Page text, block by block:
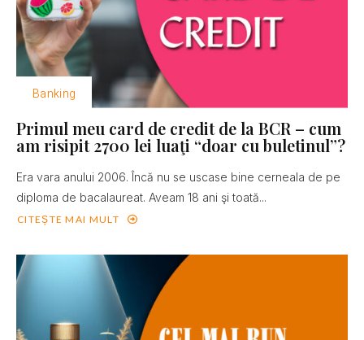
Banking
Primul meu card de credit de la BCR – cum
am risipit 2700 lei luaţi “doar cu buletinul”?
Era vara anului 2006. Încă nu se uscase bine cerneala de pe
diploma de bacalaureat. Aveam 18 ani şi toată...
CITEȘTE MAI MULT